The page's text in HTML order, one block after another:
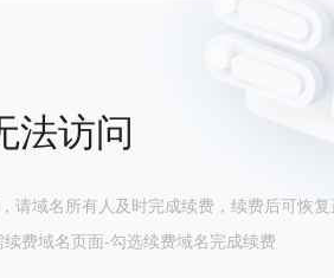
法访问
请域名所有人及时完成续费，续费后可恢复
费域名页面-勾选续费域名完成续费